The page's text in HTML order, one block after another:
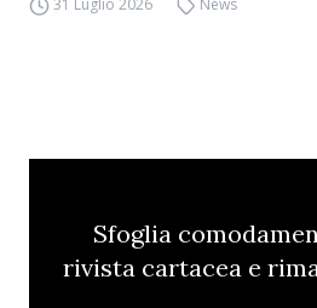
31 Luglio 2026 News
Sfoglia
rivista cartacea e